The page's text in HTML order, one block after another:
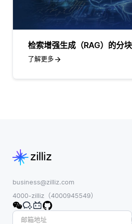
检索增强生成（RAG）的分
了解更多
business@zilliz.com
4000-zilliz（4000945549）